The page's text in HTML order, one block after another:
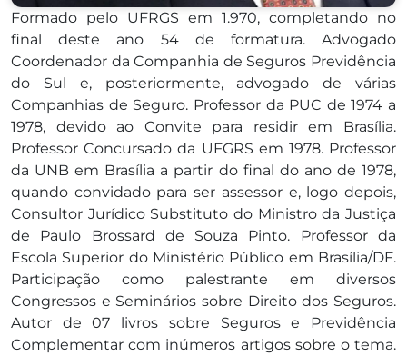
Formado pelo UFRGS em 1.970, completando no
final deste ano 54 de formatura. Advogado
Coordenador da Companhia de Seguros Previdência
do Sul e, posteriormente, advogado de várias
Companhias de Seguro. Professor da PUC de 1974 a
1978, devido ao Convite para residir em Brasília.
Professor Concursado da UFGRS em 1978. Professor
da UNB em Brasília a partir do final do ano de 1978,
quando convidado para ser assessor e, logo depois,
Consultor Jurídico Substituto do Ministro da Justiça
de Paulo Brossard de Souza Pinto. Professor da
Escola Superior do Ministério Público em Brasília/DF.
Participação como palestrante em diversos
Congressos e Seminários sobre Direito dos Seguros.
Autor de 07 livros sobre Seguros e Previdência
Complementar com inúmeros artigos sobre o tema.